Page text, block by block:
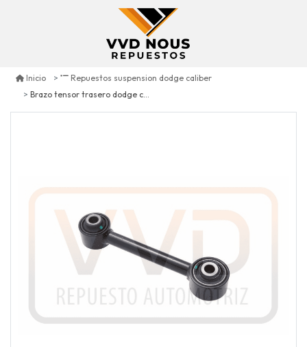
Inicio
Repuestos suspension dodge caliber
Brazo tensor trasero dodge caliber 1.8 2007/2009